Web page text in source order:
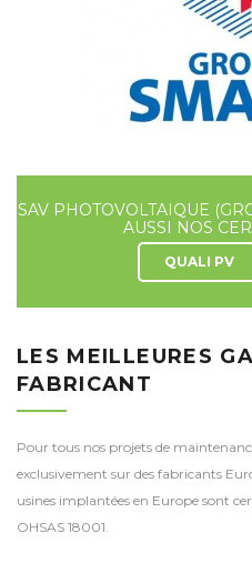
SAV PHOTOVOLTAIQUE
AUSSI NOS
QUALI PV
LES MEILLEURES
FABRICANT
Pour tous nos projets de
exclusivement sur des fabricants
usines implantées en Europe sont
OHSAS 18001.